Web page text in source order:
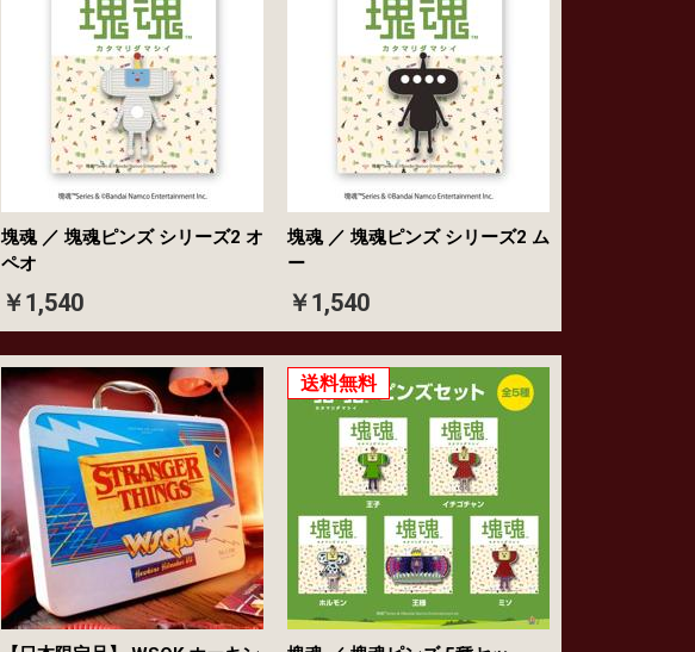
塊魂 ／ 塊魂ピンズ シリーズ2 オ
ペオ
￥1,540
塊魂 ／ 塊魂ピンズ シリーズ2 ム
ー
￥1,540
送料無料